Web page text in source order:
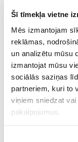
Šī tīmekļa vietne
Mēs izmantojam
reklāmas,
un analizētu mūsu
izmantojat mūsu
sociālās saziņas
partneriem, kuri to
viņiem sniedzat
pakalpojumus.